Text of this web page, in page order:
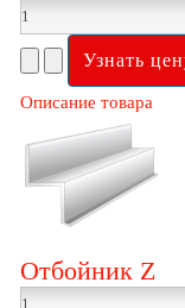
Описание товара
Отбойник Z